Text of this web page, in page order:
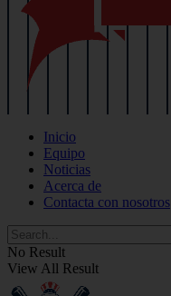
Inicio
Equipo
Noticias
Acerca de
Contacta con nosotros
No Result
View All Result